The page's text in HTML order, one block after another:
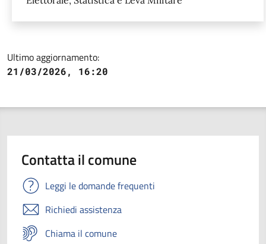
Ultimo aggiornamento:
21/03/2026, 16:20
Contatta il comune
Leggi le domande frequenti
Richiedi assistenza
Chiama il comune